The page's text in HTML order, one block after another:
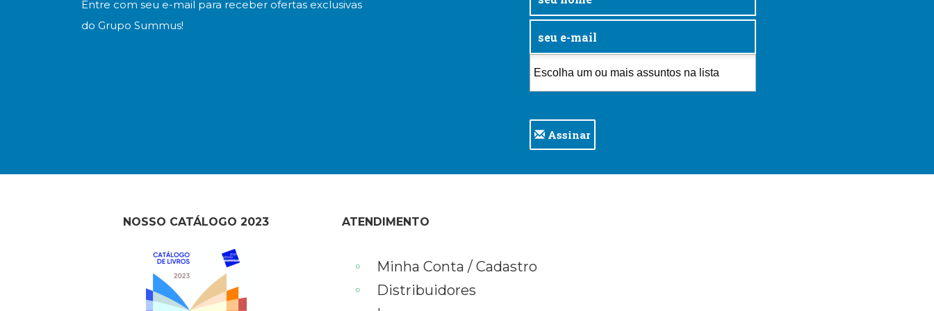
Entre com seu e-mail para receber ofertas exclusivas
do Grupo Summus!
Assinar
NOSSO CATÁLOGO 2023 ATENDIMENTO
Minha Conta / Cadastro
Distribuidores